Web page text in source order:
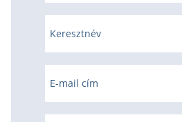
Keresztnév
E-mail cím